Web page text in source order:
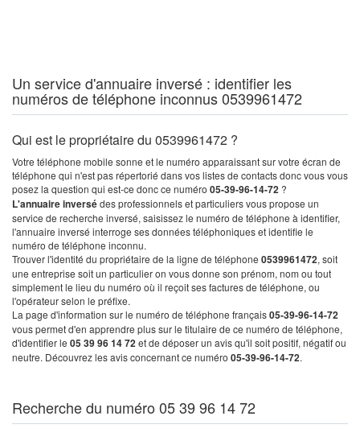
Un service d'annuaire inversé : identifier les
numéros de téléphone inconnus 0539961472
Qui est le propriétaire du 0539961472 ?
Votre téléphone mobile sonne et le numéro apparaissant sur votre écran de
téléphone qui n'est pas répertorié dans vos listes de contacts donc vous vous
posez la question qui est-ce donc ce numéro 05-39-96-14-72 ?
L'annuaire inversédes professionnels et particuliers vous propose un
service de recherche inversé, saisissez le numéro de téléphone à identifier,
l'annuaire inversé interroge ses données téléphoniques et identifie le
numéro de téléphone inconnu.
Trouver l'identité du propriétaire de la ligne de téléphone 0539961472, soit
une entreprise soit un particulier on vous donne son prénom, nom ou tout
simplement le lieu du numéro où il reçoit ses factures de téléphone, ou
l'opérateur selon le préfixe.
La page d'information sur le numéro de téléphone français05-39-96-14-72
vous permet d'en apprendre plus sur le titulaire de ce numéro de téléphone,
d'identifier le 05 39 96 14 72et de déposer un avis qu'il soit positif, négatif ou
neutre. Découvrez les avis concernant ce numéro 05-39-96-14-72.
Recherche du numéro 05 39 96 14 72